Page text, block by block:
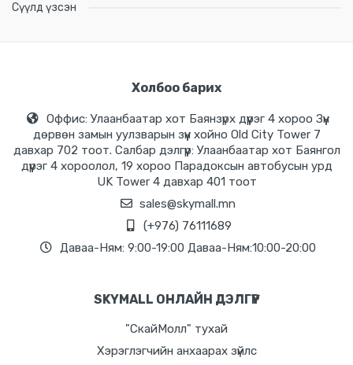
Сүүлд үзсэн
Холбоо барих
Оффис: Улаанбаатар хот Баянзүрх дүүрэг 4 хороо Зүүн
дөрвөн замын уулзварын зүүн хойно Old City Tower 7
давхар 702 тоот. Салбар дэлгүүр: Улаанбаатар хот Баянгол
дүүрэг 4 хороолол, 19 хороо Парадоксын автобусын урд
UK Tower 4 давхар 401 тоот
sales@skymall.mn
(+976) 76111689
Даваа-Ням: 9:00-19:00 Даваа-Ням:10:00-20:00
SKYMALL ОНЛАЙН ДЭЛГҮҮР
"СкайМолл" тухай
Хэрэглэгчийн анхаарах зүйлс